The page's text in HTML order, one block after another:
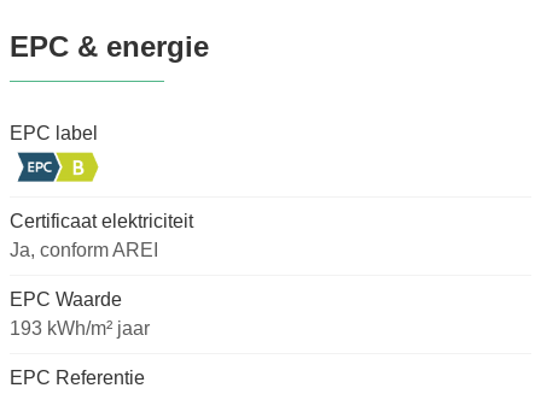
EPC & energie
EPC label
Certificaat elektriciteit
Ja, conform AREI
EPC Waarde
193 kWh/m² jaar
EPC Referentie